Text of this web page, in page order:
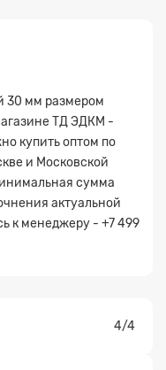
30 мм размером
ТД ЭДКМ -
купить оптом по
и Московской
сумма
актуальной
к менеджеру - +7 499
4/4